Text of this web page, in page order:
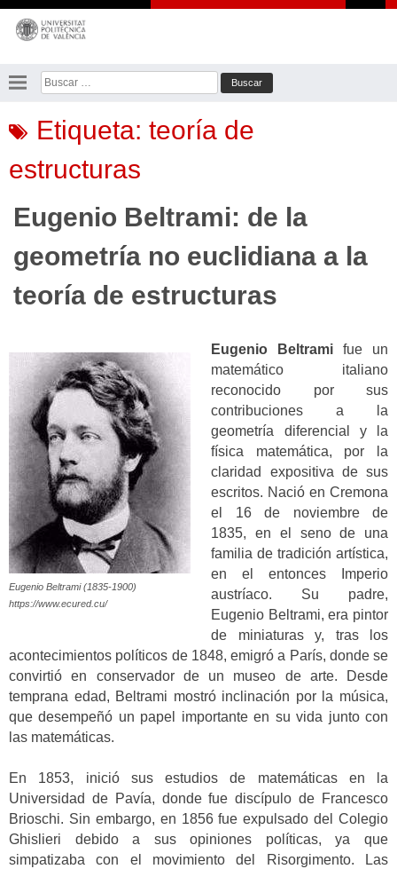
Saltar
contenido
Buscar:
Etiqueta: teoría de
estructuras
Eugenio Beltrami: de la
geometría no euclidiana a la
teoría de estructuras
Eugenio Beltrami (1835-1900)
https://www.ecured.cu/
Eugenio Beltrami fue un
matemático italiano
reconocido por sus
contribuciones a la
geometría diferencial y la
física matemática, por la
claridad expositiva de sus
escritos. Nació en Cremona
el 16 de noviembre de
1835, en el seno de una
familia de tradición artística,
en el entonces Imperio
austríaco. Su padre,
Eugenio Beltrami, era pintor
de miniaturas y, tras los
acontecimientos políticos de 1848, emigró a París, donde se
convirtió en conservador de un museo de arte. Desde
temprana edad, Beltrami mostró inclinación por la música,
que desempeñó un papel importante en su vida junto con
las matemáticas.
En 1853, inició sus estudios de matemáticas en la
Universidad de Pavía, donde fue discípulo de Francesco
Brioschi. Sin embargo, en 1856 fue expulsado del Colegio
Ghislieri debido a sus opiniones políticas, ya que
simpatizaba con el movimiento del Risorgimento. Las